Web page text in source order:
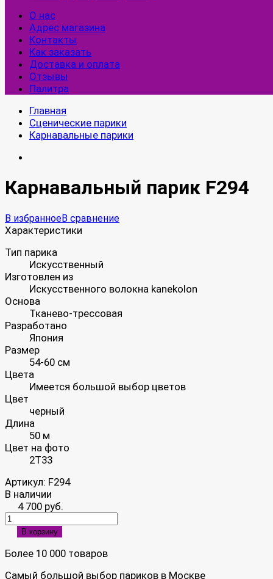
О нас
Адрес магазина
Контакты
Как заказать
Доставка и оплата
Отзывы
Палитра
Главная
Сценические парики
Карнавальные парики
Карнавальный парик F294
В избранноеВ сравнение
Характеристики
Тип парика
Искусственный
Изготовлен из
Искусственного волокна kanekolon
Основа
Тканево-трессовая
Разработано
Япония
Размер
54-60 см
Цвета
Имеется большой выбор цветов
Цвет
черный
Длина
50 м
Цвет на фото
2Т33
Артикул: F294
В наличии
4 700 руб.
В корзину
Более 10 000 товаров
Самый большой выбор париков в Москве